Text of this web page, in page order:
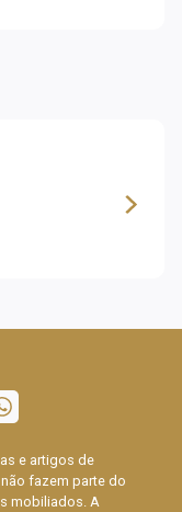
e artigos de
fazem parte do
mobiliados. A